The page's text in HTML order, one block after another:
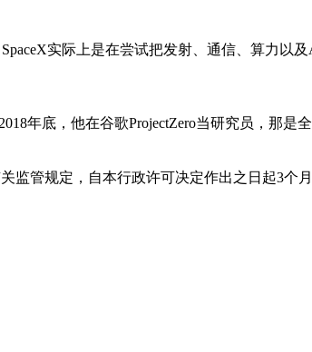
实际上是在尝试把发射、通信、算力以
年底，他在谷歌ProjectZero当研究员，那
管规定，自本行政许可决定作出之日起3个